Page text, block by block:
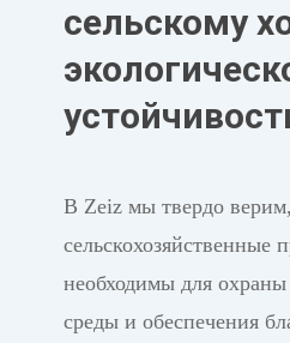
сельскому
В Zeiz мы твердо
сельскохозяйственные
необходимы для
среды и обеспечения